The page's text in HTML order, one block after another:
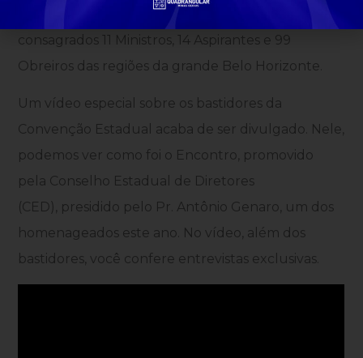
primeira etapa da convenção, foram
consagrados 11 Ministros, 14 Aspirantes e 99
Obreiros das regiões da grande Belo Horizonte.
Um vídeo especial sobre os bastidores da
Convenção Estadual acaba de ser divulgado. Nele,
podemos ver como foi o Encontro, promovido
pela Conselho Estadual de Diretores
(CED), presidido pelo Pr. Antônio Genaro, um dos
homenageados este ano. No vídeo, além dos
bastidores, você confere entrevistas exclusivas.